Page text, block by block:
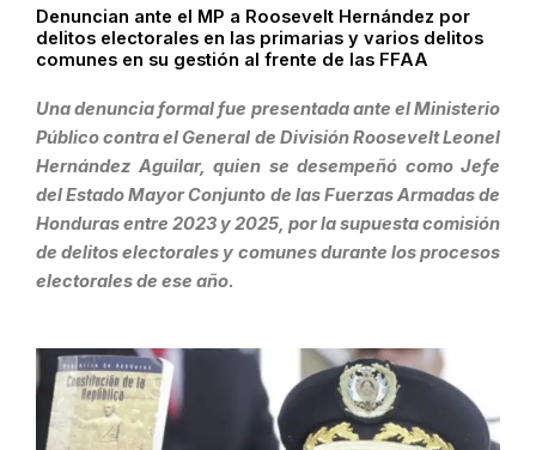
Denuncian ante el MP a Roosevelt Hernández por
delitos electorales en las primarias y varios delitos
comunes en su gestión al frente de las FFAA
Una denuncia formal fue presentada ante el Ministerio
Público contra el General de División Roosevelt Leonel
Hernández Aguilar, quien se desempeñó como Jefe
del Estado Mayor Conjunto de las Fuerzas Armadas de
Honduras entre 2023 y 2025, por la supuesta comisión
de delitos electorales y comunes durante los procesos
electorales de ese año.